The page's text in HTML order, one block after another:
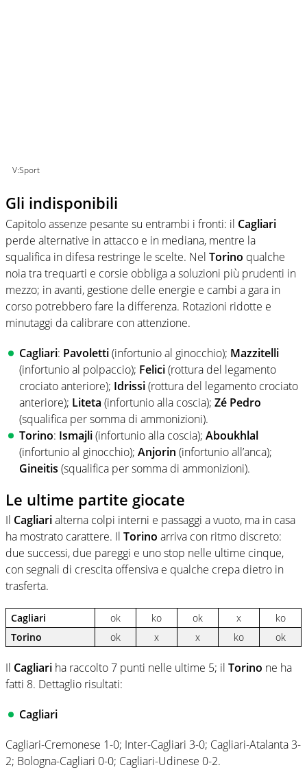
V:Sport
Gli indisponibili
Capitolo assenze pesante su entrambi i fronti: il Cagliari
perde alternative in attacco e in mediana, mentre la
squalifica in difesa restringe le scelte. Nel Torino qualche
noia tra trequarti e corsie obbliga a soluzioni più prudenti in
mezzo; in avanti, gestione delle energie e cambi a gara in
corso potrebbero fare la differenza. Rotazioni ridotte e
minutaggi da calibrare con attenzione.
Cagliari: Pavoletti(infortunio al ginocchio); Mazzitelli
(infortunio al polpaccio); Felici(rottura del legamento
crociato anteriore); Idrissi(rottura del legamento crociato
anteriore); Liteta (infortunio alla coscia); Zé Pedro
(squalifica per somma di ammonizioni).
Torino: Ismajli(infortunio alla coscia); Aboukhlal
(infortunio al ginocchio); Anjorin (infortunio all’anca);
Gineitis (squalifica per somma di ammonizioni).
Le ultime partite giocate
Il Cagliarialterna colpi interni e passaggi a vuoto, ma in casa
ha mostrato carattere. Il Torino arriva con ritmo discreto:
due successi, due pareggi e uno stop nelle ultime cinque,
con segnali di crescita offensiva e qualche crepa dietro in
trasferta.
Cagliari ok ko ok x
ko
Torino
ok x x ko ok
Il Cagliari ha raccolto 7 punti nelle ultime 5; il Torino ne ha
fatti 8. Dettaglio risultati:
Cagliari
Cagliari-Cremonese 1-0; Inter-Cagliari 3-0; Cagliari-Atalanta 3-
2; Bologna-Cagliari 0-0; Cagliari-Udinese 0-2.